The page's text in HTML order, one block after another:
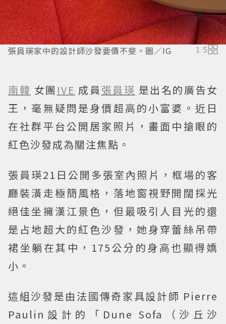
張員瑛家中的設計師沙發要價不斐。圖／IG 1 /5
南韓 女團 IVE 成員 張員瑛 是出名的廣告女
王，毫無疑問是身價超高的小富婆。近日
在社群平台公開居家照片，畫面中搶眼的
紅色沙發成為關注焦點。
張員瑛21日公開多張室內照片，框場的客
廳裝潢走極簡風格，落地窗視野開闊採光
絕佳坐擁漢江景色，但最吸引人目光的還
是占地超大的紅色沙發，她身穿蕾絲吊帶
裙坐躺在其中，175公分的身高也顯得嬌
小。
這組沙發是由法國傳奇家具設計師 Pierre
Paulin設計的「Dune Sofa（沙丘沙